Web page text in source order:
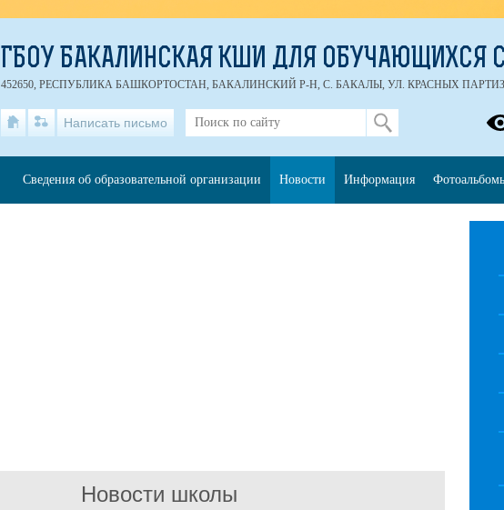
Новости школы
ГБОУ БАКАЛИНСКАЯ КШИ ДЛЯ ОБУЧАЮЩИХСЯ
452650, РЕСПУБЛИКА БАШКОРТОСТАН, БАКАЛИНСКИЙ Р-Н, С. БАКАЛЫ, УЛ. КРАСНЫХ
Написать письмо
Сведения об образовательной организации Новости Информация